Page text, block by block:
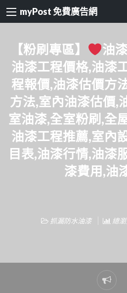
myPost 免費廣告網
【粉刷專區】
油
油漆工程價格,油漆
程報價,油漆估價方
方法,室內油漆估價,
室油漆,全室粉刷,全
油漆工程推薦,室內
目表,油漆行情,油漆
漆費用,油
抓漏防水油漆 總